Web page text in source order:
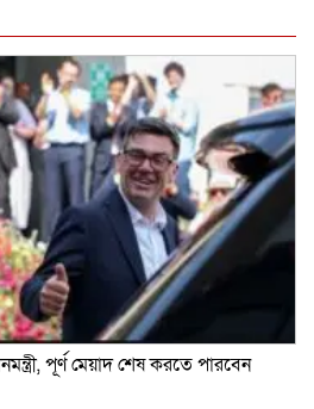
পূর্ণ মেয়াদ শেষ করতে পারবেন